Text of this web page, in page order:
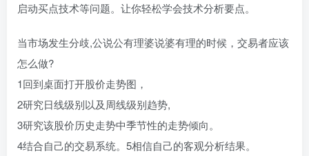
启动买点技术等问题。让你轻松学会技术分析要点。
当市场发生分歧,公说公有理婆说婆有理的时候，交易者应该
怎么做?
1回到桌面打开股价走势图，
2研究日线级别以及周线级别趋势,
3研究该股价历史走势中季节性的走势倾向。
4结合自己的交易系统。5相信自己的客观分析结果。